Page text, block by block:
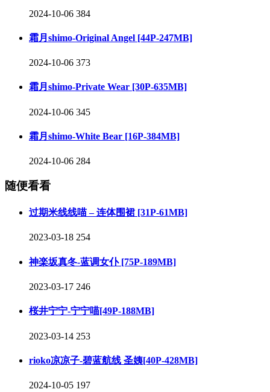
2024-10-06 384
霜月shimo-Original Angel [44P-247MB]
2024-10-06 373
霜月shimo-Private Wear [30P-635MB]
2024-10-06 345
霜月shimo-White Bear [16P-384MB]
2024-10-06 284
随便看看
过期米线线喵 – 连体围裙 [31P-61MB]
2023-03-18 254
神楽坂真冬-蓝调女仆 [75P-189MB]
2023-03-17 246
桜井宁宁-宁宁喵[49P-188MB]
2023-03-14 253
rioko凉凉子-碧蓝航线 圣姨[40P-428MB]
2024-10-05 197